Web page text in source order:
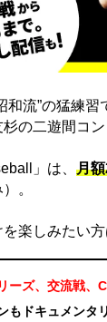
和流”の猛練
杉の二遊間コ
」は、 月
。
楽しみたい方
ーズ、交流戦、
ドキュメンタ